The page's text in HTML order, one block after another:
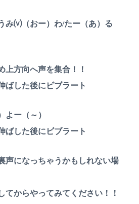
み⒱（おー）わ/たー（あ）る
上方向へ声を集合！！
ばした後にビブラート
よー（～）
ばした後にビブラート
声になっちゃうかもしれない場
てからやってみてください！！